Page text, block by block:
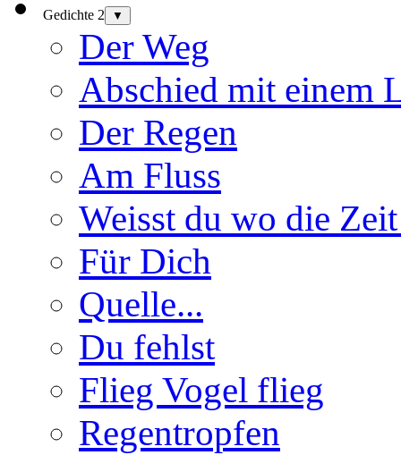
Gedichte 2 ▼
Der Weg
Abschied mit einem
Der Regen
Am Fluss
Weisst du wo die
Für Dich
Quelle...
Du fehlst
Flieg Vogel flieg
Regentropfen